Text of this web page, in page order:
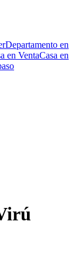
Departamento en
en VentaCasa en